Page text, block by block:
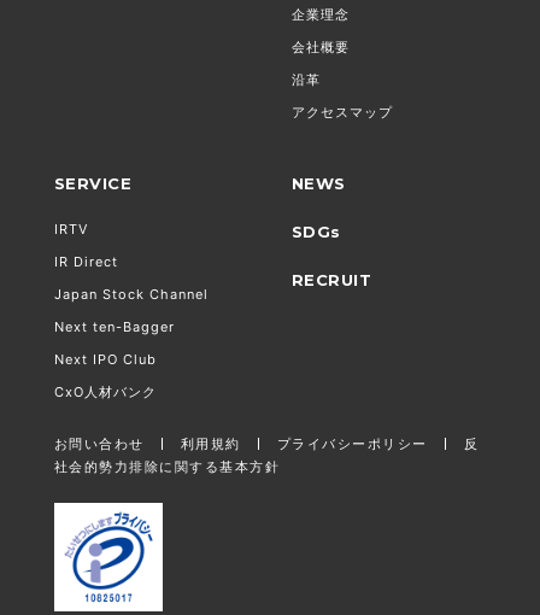
企業理念
会社概要
沿革
アクセスマップ
SERVICE
IRTV
IR Direct
Japan Stock Channel
Next ten-Bagger
Next IPO Club
CxO人材バンク
NEWS
SDGs
RECRUIT
お問い合わせ 利用規約 プライバシーポリシー
反
社会的勢力排除に関する基本方針